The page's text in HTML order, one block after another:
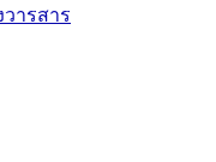
ารสาร